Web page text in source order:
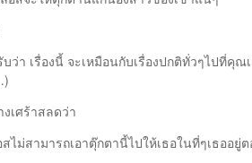
ว่า เรื่องนี้ จะเหมือนกับเรื่องปกติทั่วๆไปที่คุณ
เศร้าสลดว่า
ไม่สามารถเอาตุ๊กตานี้ไปให้เธอในที่ๆเธออยู่